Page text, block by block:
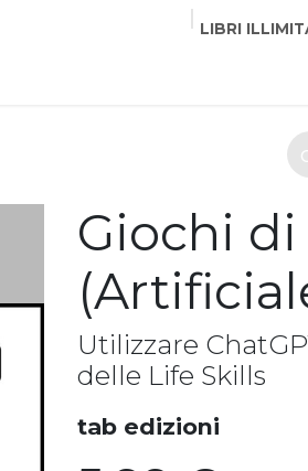
LIBRI
Giochi
Utilizzare
delle Life Skills
tab edizioni